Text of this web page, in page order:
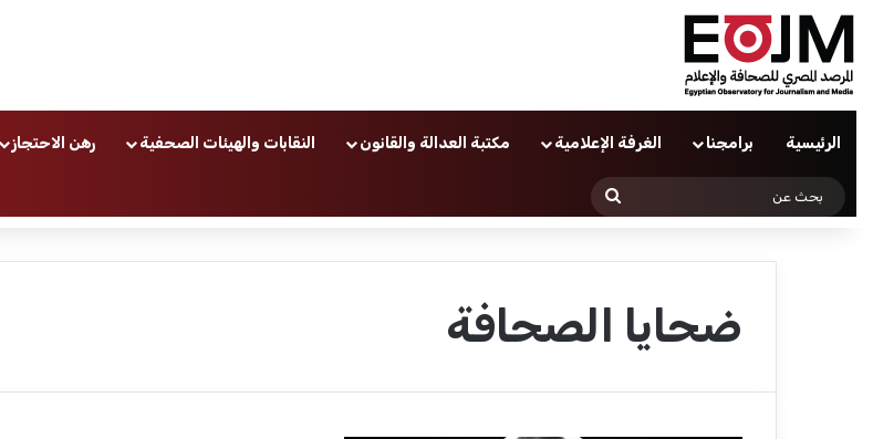
الرئيسية برامجنا الغرفة الإعلامية مكتبة العدالة والقانون النقابات والهيئات الصحفية رهن الاحتجاز
ضحايا الصحافة